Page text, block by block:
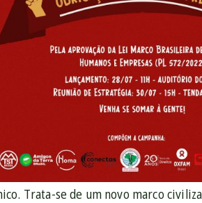
Trata-se de um novo marco